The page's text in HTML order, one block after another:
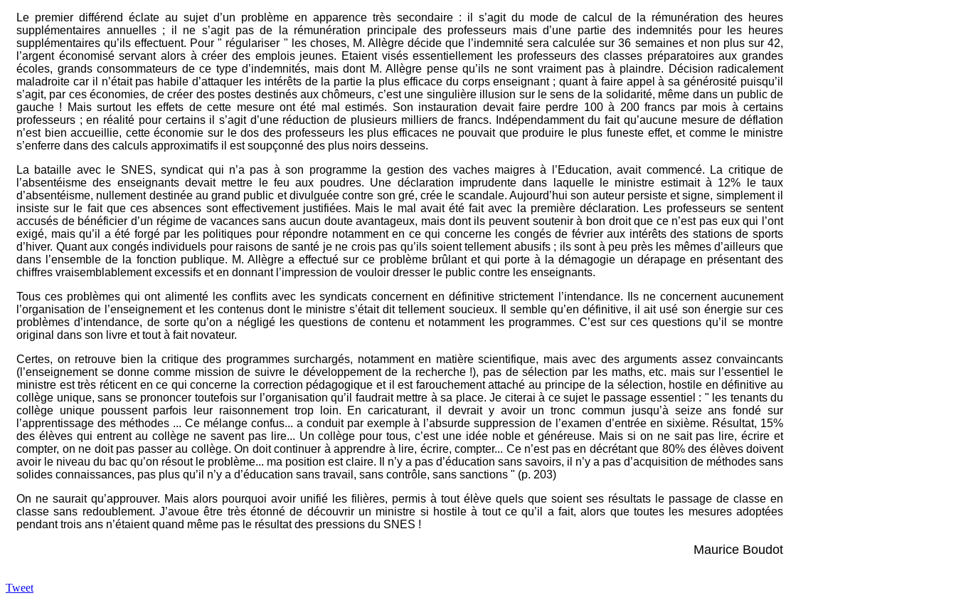
Le premier différend éclate au sujet d’un problème en apparence très secondaire : il s’agit du mode de calcul de la rémunération des heures
supplémentaires annuelles ; il ne s’agit pas de la rémunération principale des professeurs mais d’une partie des indemnités pour les heures
supplémentaires qu’ils effectuent. Pour " régulariser " les choses, M. Allègre décide que l’indemnité sera calculée sur 36 semaines et non plus sur 42,
l’argent économisé servant alors à créer des emplois jeunes. Etaient visés essentiellement les professeurs des classes préparatoires aux grandes
écoles, grands consommateurs de ce type d’indemnités, mais dont M. Allègre pense qu’ils ne sont vraiment pas à plaindre. Décision radicalement
maladroite car il n’était pas habile d’attaquer les intérêts de la partie la plus efficace du corps enseignant ; quant à faire appel à sa générosité puisqu’il
s’agit, par ces économies, de créer des postes destinés aux chômeurs, c’est une singulière illusion sur le sens de la solidarité, même dans un public de
gauche ! Mais surtout les effets de cette mesure ont été mal estimés. Son instauration devait faire perdre 100 à 200 francs par mois à certains
professeurs ; en réalité pour certains il s’agit d’une réduction de plusieurs milliers de francs. Indépendamment du fait qu’aucune mesure de déflation
n’est bien accueillie, cette économie sur le dos des professeurs les plus efficaces ne pouvait que produire le plus funeste effet, et comme le ministre
s’enferre dans des calculs approximatifs il est soupçonné des plus noirs desseins.
La bataille avec le SNES, syndicat qui n’a pas à son programme la gestion des vaches maigres à l’Education, avait commencé. La critique de
l’absentéisme des enseignants devait mettre le feu aux poudres. Une déclaration imprudente dans laquelle le ministre estimait à 12% le taux
d’absentéisme, nullement destinée au grand public et divulguée contre son gré, crée le scandale. Aujourd’hui son auteur persiste et signe, simplement il
insiste sur le fait que ces absences sont effectivement justifiées. Mais le mal avait été fait avec la première déclaration. Les professeurs se sentent
accusés de bénéficier d’un régime de vacances sans aucun doute avantageux, mais dont ils peuvent soutenir à bon droit que ce n’est pas eux qui l’ont
exigé, mais qu’il a été forgé par les politiques pour répondre notamment en ce qui concerne les congés de février aux intérêts des stations de sports
d’hiver. Quant aux congés individuels pour raisons de santé je ne crois pas qu’ils soient tellement abusifs ; ils sont à peu près les mêmes d’ailleurs que
dans l’ensemble de la fonction publique. M. Allègre a effectué sur ce problème brûlant et qui porte à la démagogie un dérapage en présentant des
chiffres vraisemblablement excessifs et en donnant l’impression de vouloir dresser le public contre les enseignants.
Tous ces problèmes qui ont alimenté les conflits avec les syndicats concernent en définitive strictement l’intendance. Ils ne concernent aucunement
l’organisation de l’enseignement et les contenus dont le ministre s’était dit tellement soucieux. Il semble qu’en définitive, il ait usé son énergie sur ces
problèmes d’intendance, de sorte qu’on a négligé les questions de contenu et notamment les programmes. C’est sur ces questions qu’il se montre
original dans son livre et tout à fait novateur.
Certes, on retrouve bien la critique des programmes surchargés, notamment en matière scientifique, mais avec des arguments assez convaincants
(l’enseignement se donne comme mission de suivre le développement de la recherche !), pas de sélection par les maths, etc. mais sur l’essentiel le
ministre est très réticent en ce qui concerne la correction pédagogique et il est farouchement attaché au principe de la sélection, hostile en définitive au
collège unique, sans se prononcer toutefois sur l’organisation qu’il faudrait mettre à sa place. Je citerai à ce sujet le passage essentiel : " les tenants du
collège unique poussent parfois leur raisonnement trop loin. En caricaturant, il devrait y avoir un tronc commun jusqu’à seize ans fondé sur
l’apprentissage des méthodes ... Ce mélange confus... a conduit par exemple à l’absurde suppression de l’examen d’entrée en sixième. Résultat, 15%
des élèves qui entrent au collège ne savent pas lire... Un collège pour tous, c’est une idée noble et généreuse. Mais si on ne sait pas lire, écrire et
compter, on ne doit pas passer au collège. On doit continuer à apprendre à lire, écrire, compter... Ce n’est pas en décrétant que 80% des élèves doivent
avoir le niveau du bac qu’on résout le problème... ma position est claire. Il n’y a pas d’éducation sans savoirs, il n’y a pas d’acquisition de méthodes sans
solides connaissances, pas plus qu’il n’y a d’éducation sans travail, sans contrôle, sans sanctions " (p. 203)
On ne saurait qu’approuver. Mais alors pourquoi avoir unifié les filières, permis à tout élève quels que soient ses résultats le passage de classe en
classe sans redoublement. J’avoue être très étonné de découvrir un ministre si hostile à tout ce qu’il a fait, alors que toutes les mesures adoptées
pendant trois ans n’étaient quand même pas le résultat des pressions du SNES !
Maurice Boudot
Tweet